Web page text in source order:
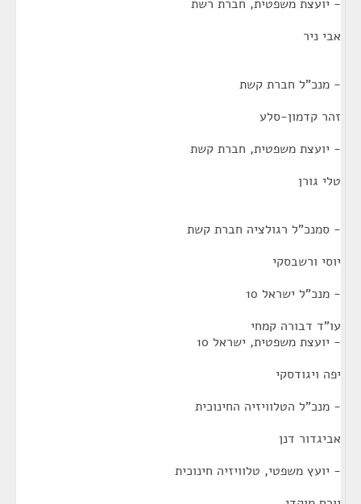
- יועצת משפטית, חברת רשת
אבי ניר
- מנכ"ל חברת קשת
זהר קדמון-סלע
- יועצת משפטית, חברת קשת
טלי גורן
- סמנכ"ל רגולציה חברת קשת
יוסי ורשבסקי
- מנכ"ל ישראל 10
עו"ד דבורה קמחי
- יועצת משפטית, ישראל 10
יפה ויגודסקי
- מנכ"ל הטלוויזיה החינוכית
אביגדור דנן
- יועץ משפטי, טלוויזיה חינוכית